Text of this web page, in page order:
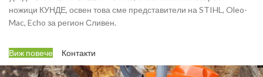
ножици КУНДЕ, освен това сме представители на STIHL, Oleo-
Mac, Echo за регион Сливен.
Виж повече Контакти